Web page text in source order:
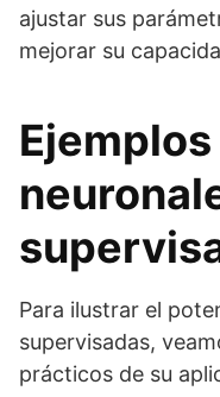
ajustar sus
mejorar su
Para ilustrar el
supervisadas,
prácticos de su